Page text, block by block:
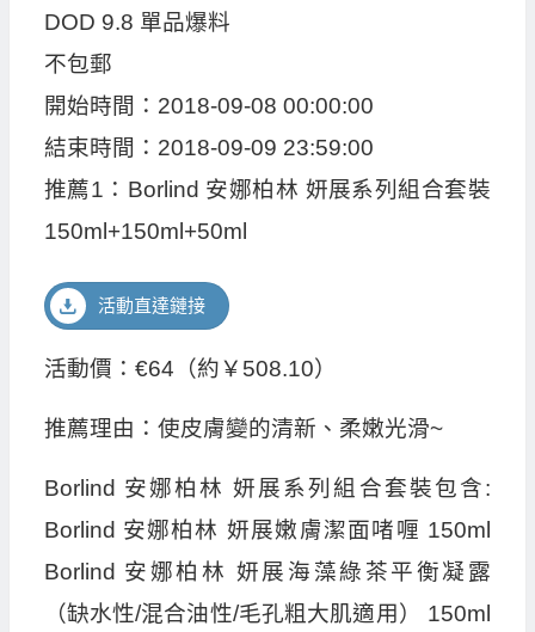
DOD 9.8 單品爆料
不包郵
開始時間：2018-09-08 00:00:00
結束時間：2018-09-09 23:59:00
推薦1：Borlind 安娜柏林 妍展系列組合套裝
150ml+150ml+50ml
活動直達鏈接
活動價：€64（約￥508.10）
推薦理由：使皮膚變的清新、柔嫩光滑~
Borlind 安娜柏林 妍展系列組合套裝包含:
Borlind 安娜柏林 妍展嫩膚潔面啫喱 150ml
Borlind 安娜柏林 妍展海藻綠茶平衡凝露
（缺水性/混合油性/毛孔粗大肌適用） 150ml